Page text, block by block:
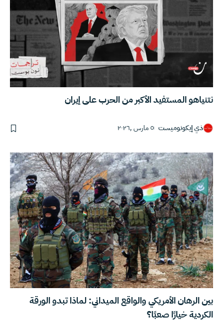
نتنياهو المستفيد الأكبر من الحرب على إيران
ذي إيكونوميست ٥ مارس ,٢٠٢٦
بين الرهان الأمريكي والواقع الميداني: لماذا تبدو الورقة
الكردية خيارًا صعبًا؟